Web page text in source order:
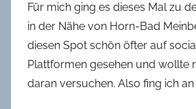
Für mich ging es dieses Mal zu
in der Nähe von Horn-Bad
diesen Spot schön öfter auf
Plattformen gesehen und wollte
daran versuchen. Also fing ich